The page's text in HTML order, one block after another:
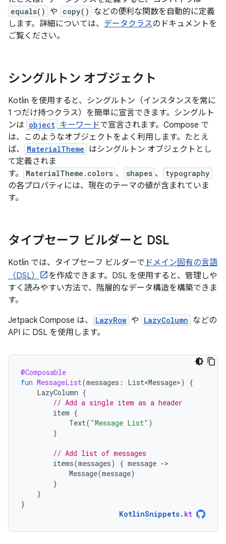
equals() や copy()
などの便利な関数を自動的に定義
します。詳細については、 データクラスのドキュメントを
ご覧ください。
シングルトン オブジェクト
Kotlin を使用すると、シングルトン （インスタンスを常に
1 つだけ持つクラス）を簡単に宣言できます。シングルト
ンは object キーワードで宣言されます。Compose で
は、このようなオブジェクトをよく利用します。たとえ
ば、
MaterialTheme はシングルトン オブジェクトとし
て定義されま
す。
MaterialTheme.colors 、 shapes 、 typography
の各プロパティには、現在のテーマの値が含まれていま
す。
タイプセーフ ビルダーと DSL
Kotlin では、タイプセーフ ビルダーで ドメイン固有の言語
（DSL）
を作成できます。DSL を使用すると、管理しや
すく読みやすい方法で、階層的なデータ構造を構築できま
す。
Jetpack Compose は、
LazyRow や LazyColumn などの
API に DSL を使用します。
@Composable
fun MessageList(messages : List<Message>)
{
LazyColumn {
// Add a single item as a header
item {
Text( "Message List" )
}
// Add list of messages
items(messages) { message -
Message(message)
}
}
}
KotlinSnippets. kt